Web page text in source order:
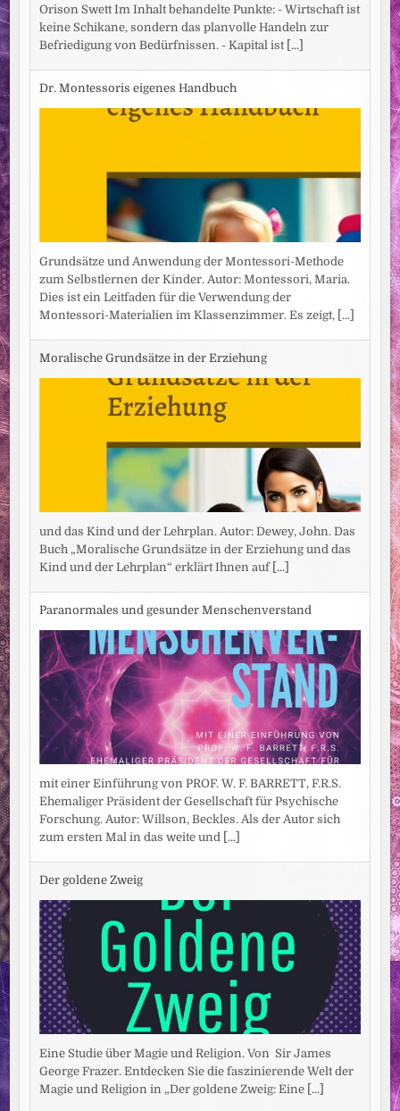
Orison Swett Im Inhalt behandelte Punkte: - Wirtschaft ist
keine Schikane, sondern das planvolle Handeln zur
Befriedigung von Bedürfnissen. - Kapital ist [...]
Dr. Montessoris eigenes Handbuch
Grundsätze und Anwendung der Montessori-Methode
zum Selbstlernen der Kinder. Autor: Montessori, Maria.
Dies ist ein Leitfaden für die Verwendung der
Montessori-Materialien im Klassenzimmer. Es zeigt, [...]
Moralische Grundsätze in der Erziehung
und das Kind und der Lehrplan. Autor: Dewey, John. Das
Buch „Moralische Grundsätze in der Erziehung und das
Kind und der Lehrplan“ erklärt Ihnen auf [...]
Paranormales und gesunder Menschenverstand
mit einer Einführung von PROF. W. F. BARRETT, F.R.S.
Ehemaliger Präsident der Gesellschaft für Psychische
Forschung. Autor: Willson, Beckles. Als der Autor sich
zum ersten Mal in das weite und [...]
Der goldene Zweig
Eine Studie über Magie und Religion. Von Sir James
George Frazer. Entdecken Sie die faszinierende Welt der
Magie und Religion in „Der goldene Zweig: Eine [...]